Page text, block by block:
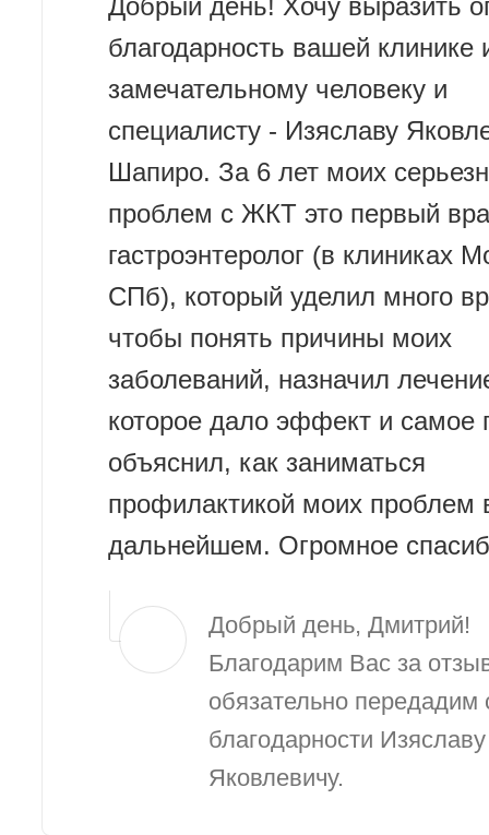
Добрый день! Хочу выразить
благодарность вашей клинике
замечательному человеку и
специалисту - Изяславу
Шапиро. За 6 лет моих
проблем с ЖКТ это первый
гастроэнтеролог (в клиниках
СПб), который уделил много
чтобы понять причины моих
заболеваний, назначил
которое дало эффект и самое
объяснил, как заниматься
профилактикой моих проблем
дальнейшем. Огромное
Добрый день, Дмитрий!
Благодарим Вас за
обязательно передадим
благодарности Изяславу
Яковлевичу.